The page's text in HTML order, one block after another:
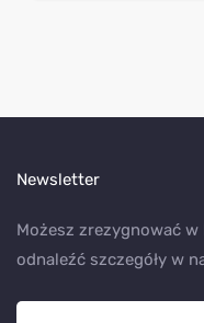
Newsletter
Możesz zrezygnować
odnaleźć szczegóły w